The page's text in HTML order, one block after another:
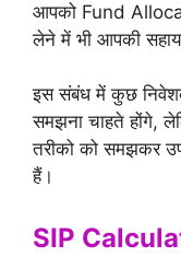
आपको Fund
लेने में भी आपकी
इस संबंध में कुछ
समझना चाहते होंगे,
तरीको को समझकर
हैं।
SIP